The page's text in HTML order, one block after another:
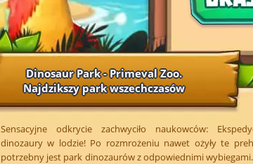
Dinosaur Park - Primeval Zoo.
Najdzikszy park wszechczasów
Sensacyjne odkrycie zachwyciło naukowców:
dinozaury w lodzie! Po rozmrożeniu nawet ożyły te
potrzebny jest park dinozaurów z odpowiednimi